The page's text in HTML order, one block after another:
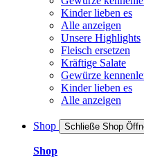
Kinder lieben es
Alle anzeigen
Unsere Highlights
Fleisch ersetzen
Kräftige Salate
Gewürze
Kinder lieben es
Alle anzeigen
Shop Schließe Shop
Shop